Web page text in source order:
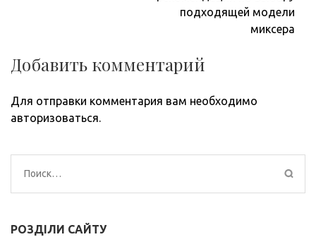
подходящей модели
миксера
Добавить комментарий
Для отправки комментария вам необходимо
авторизоваться.
Найти:
РОЗДІЛИ САЙТУ